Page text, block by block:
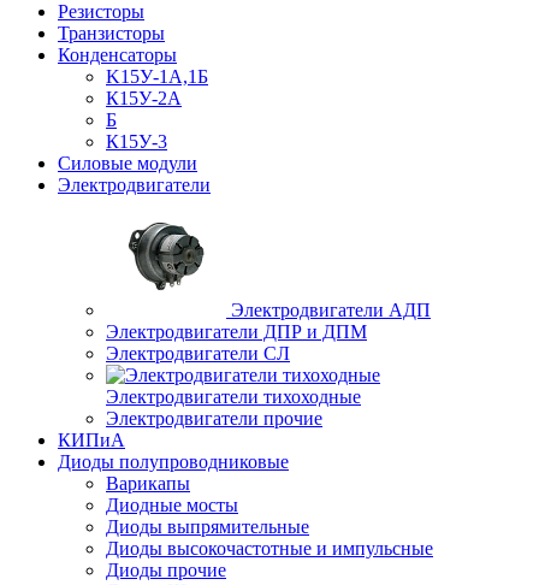
Резисторы
Транзисторы
Конденсаторы
K15У-1А,1Б
К15У-2А
Б
К15У-3
Силовые модули
Электродвигатели
Электродвигатели АДП
Электродвигатели ДПР и ДПМ
Электродвигатели СЛ
Электродвигатели тихоходные
Электродвигатели прочие
КИПиА
Диоды полупроводниковые
Варикапы
Диодные мосты
Диоды выпрямительные
Диоды высокочастотные и импульсные
Диоды прочие